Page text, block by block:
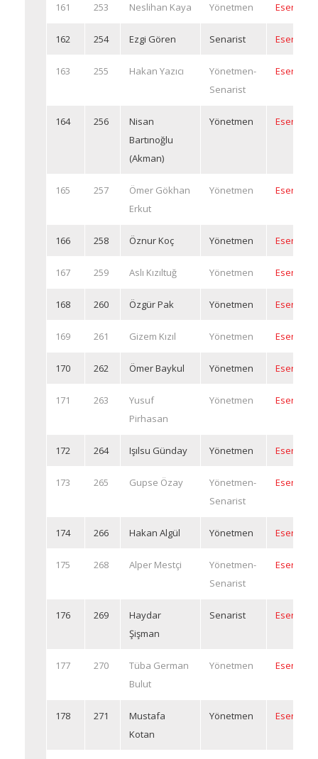
161 253 Neslihan Kaya Yönetmen Eserleri
162 254 Ezgi Gören Senarist Eserleri
163 255 Hakan Yazıcı
Yönetmen-
Senarist
Eserleri
164 256
Nisan
Bartınoğlu
(Akman)
Yönetmen Eserleri
165 257
Ömer Gökhan
Erkut
Yönetmen Eserleri
166 258 Öznur Koç Yönetmen Eserleri
167 259 Aslı Kızıltuğ Yönetmen Eserleri
168 260 Özgür Pak Yönetmen Eserleri
169 261 Gizem Kızıl Yönetmen Eserleri
170 262 Ömer Baykul Yönetmen Eserleri
171 263
Yusuf
Pirhasan
Yönetmen Eserleri
172 264 Işılsu Günday Yönetmen Eserleri
173 265 Gupse Özay
Yönetmen-
Senarist
Eserleri
174 266 Hakan Algül Yönetmen Eserleri
175 268 Alper Mestçi
Yönetmen-
Senarist
Eserleri
176 269
Haydar
Şişman
Senarist Eserleri
177 270
Tüba German
Bulut
Yönetmen Eserleri
178 271
Mustafa
Kotan
Yönetmen Eserleri